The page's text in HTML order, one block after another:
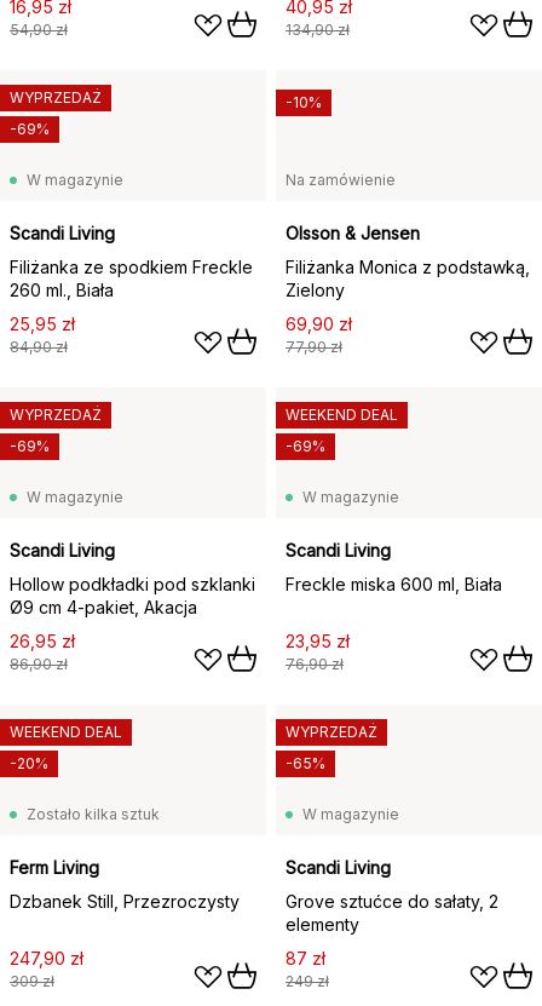
16,95 zł
54,90 zł
40,95 zł
134,90 zł
W magazynie
Scandi Living
Filiżanka ze spodkiem Freckle
260 ml., Biała
25,95 zł
84,90 zł
WYPRZEDAŻ
-69%
Na zamówienie
Olsson & Jensen
Filiżanka Monica z podstawką,
Zielony
69,90 zł
77,90 zł
-10%
W magazynie
Scandi Living
Hollow podkładki pod szklanki
Ø9 cm 4-pakiet, Akacja
26,95 zł
86,90 zł
WYPRZEDAŻ
-69%
W magazynie
Scandi Living
Freckle miska 600 ml, Biała
23,95 zł
76,90 zł
WEEKEND DEAL
-69%
Zostało kilka sztuk
Ferm Living
Dzbanek Still, Przezroczysty
247,90 zł
309 zł
WEEKEND DEAL
-20%
W magazynie
Scandi Living
Grove sztućce do sałaty, 2
elementy
87 zł
249 zł
WYPRZEDAŻ
-65%